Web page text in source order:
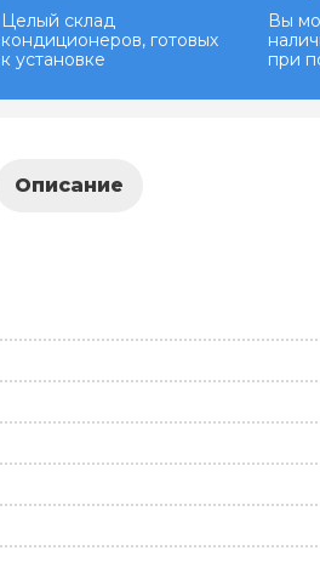
Целый склад
кондиционеров, готовых
к установке
Вы
при
Описание